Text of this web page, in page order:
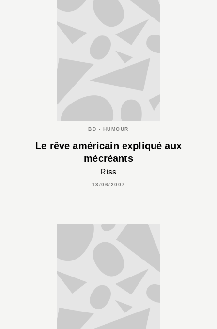
BD - HUMOUR
Le rêve américain expliqué aux
mécréants
Riss
13/06/2007